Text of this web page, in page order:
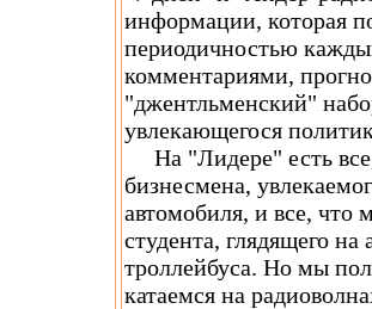
информации, которая
периодичностью
комментариями,
"джентльменский"
увлекающегося
На "Лидере" есть все,
бизнесмена,
автомобиля, и все, что
студента, глядящего
троллейбуса. Но мы
катаемся на